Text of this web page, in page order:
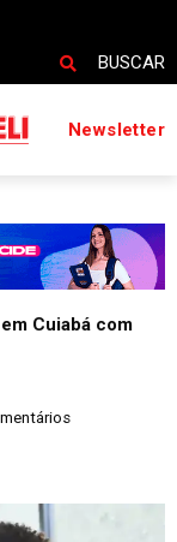
BUSCAR
Newsletter
Cuiabá com